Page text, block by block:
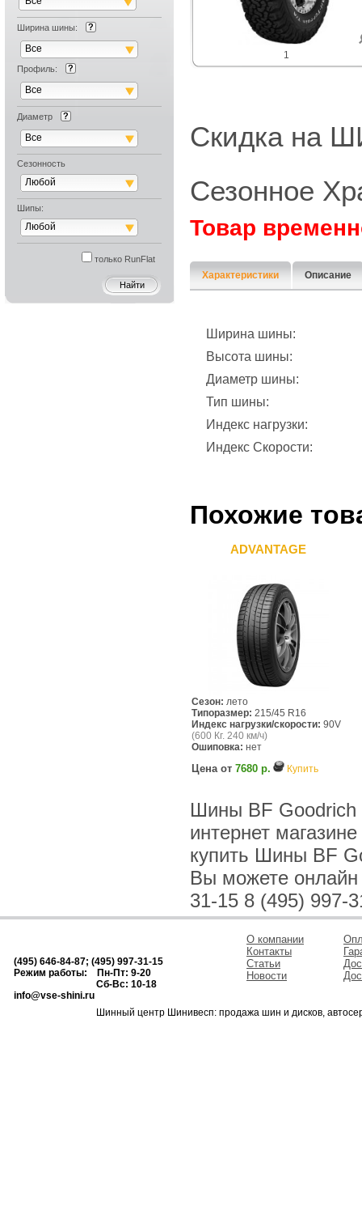
Ширина шины:
Все
Профиль:
Все
Диаметр
Все
Сезонность
Любой
Шипы:
Любой
только RunFlat
1
Скидка на
Сезонное
Товар
Характеристики Описание
Ширина шины:
Высота шины:
Диаметр шины:
Тип шины:
Индекс нагрузки:
Индекс Скорости:
Похожие
ADVANTAGE
Сезон: лето
Типоразмер: 215/45 R16
Индекс нагрузки/скорости: 90V
(600 Кг. 240 км/ч)
Ошиповка: нет
Цена от 7680 р. Купить
Шины BF Goodrich
интернет
купить Шины BF
Вы можете онлайн
31-15 8 (495) 997-
(495) 646-84-87; (495) 997-31-15
Режим работы: Пн-Пт: 9-20
Сб-Вс: 10-18
info@vse-shini.ru
О компании
Контакты
Статьи
Новости
Шинный центр Шинивесп: продажа шин и дисков,